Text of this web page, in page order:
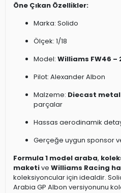
Öne Çıkan Özellikler:
Marka: Solido
Ölçek: 1/18
Model: Williams FW46 –
Pilot: Alexander Albon
Malzeme: Diecast
parçalar
Hassas aerodinamik
Gerçeğe uygun sponsor
Formula 1 model araba,
maketive Williams Racing
koleksiyoncular için idealdir.
Arabia GP Albon versiyonunu